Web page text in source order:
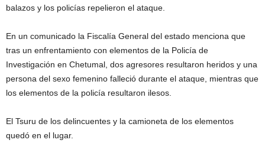
balazos y los policías repelieron el ataque.
En un comunicado la Fiscalía General del estado menciona que
tras un enfrentamiento con elementos de la Policía de
Investigación en Chetumal, dos agresores resultaron heridos y una
persona del sexo femenino falleció durante el ataque, mientras que
los elementos de la policía resultaron ilesos.
El Tsuru de los delincuentes y la camioneta de los elementos
quedó en el lugar.